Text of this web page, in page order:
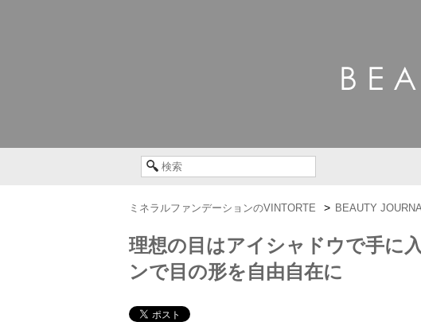
ミネラルファンデーションのVINTORTE BEAUTY
理想の目はアイシャドウで手に
ンで目の形を自由自在に